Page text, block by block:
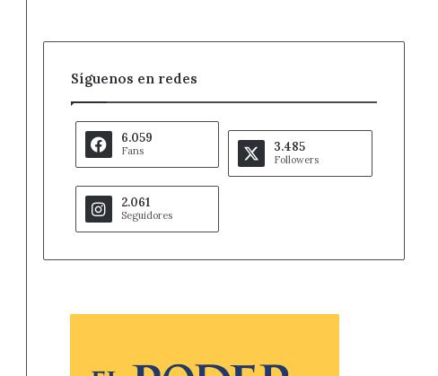
Síguenos en redes
6.059
Fans 3.485
Followers
2.061
Seguidores